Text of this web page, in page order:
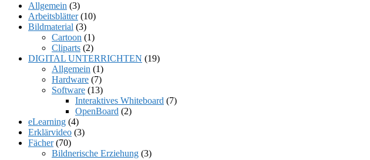
Allgemein (3)
Arbeitsblätter(10)
Bildmaterial (3)
Cartoon (1)
Cliparts (2)
DIGITAL UNTERRICHTEN (19)
Allgemein (1)
Hardware (7)
Software (13)
Interaktives Whiteboard (7)
OpenBoard (2)
eLearning (4)
Erklärvideo (3)
Fächer(70)
Bildnerische Erziehung (3)